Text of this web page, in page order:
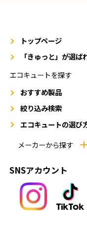
トップページ
「きゅっと」が選ば
エコキュートを探す
おすすめ製品
絞り込み検索
エコキュートの選び
メーカーから探す
SNSアカウント